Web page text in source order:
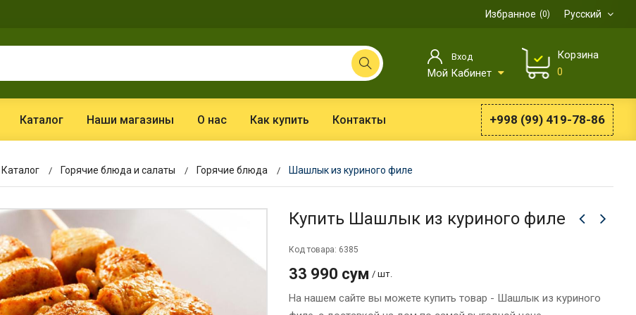
Русский
Избранное 0
Вход
Мой Кабинет
Корзина
0
Каталог Наши магазины О нас Как купить Контакты +998 (99) 419-78-86
Каталог Горячие блюда и салаты Горячие блюда Шашлык из куриного филе
Купить Шашлык из куриного филе
Код товара: 6385
33 990 сум / шт.
На нашем сайте вы можете купить товар - Шашлык из куриного